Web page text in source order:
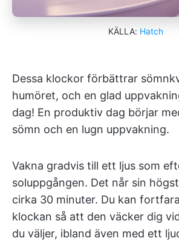
KÄLLA: Hatch
Dessa klockor förbättrar
humöret, och en glad
dag! En produktiv dag börjar
sömn och en lugn uppvakning.
Vakna gradvis till ett ljus som
soluppgången. Det når sin
cirka 30 minuter. Du kan
klockan så att den väcker dig
du väljer, ibland även med ett